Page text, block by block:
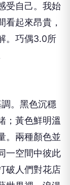
受自己。我始
看起來昂貴，
。巧偶3.0所
。黑色沉穩
；黃色鮮明溫
。兩種顏色並
一空間中彼此
破人們對花店